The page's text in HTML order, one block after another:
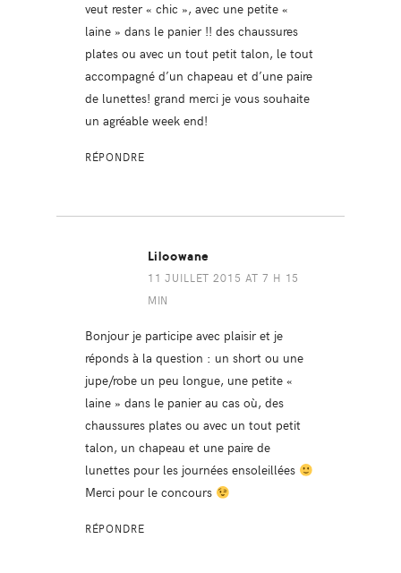
veut rester « chic », avec une petite «
laine » dans le panier !! des chaussures
plates ou avec un tout petit talon, le tout
accompagné d’un chapeau et d’une paire
de lunettes! grand merci je vous souhaite
un agréable week end!
RÉPONDRE
Liloowane
11 JUILLET 2015 AT 7 H 15
MIN
Bonjour je participe avec plaisir et je
réponds à la question : un short ou une
jupe/robe un peu longue, une petite «
laine » dans le panier au cas où, des
chaussures plates ou avec un tout petit
talon, un chapeau et une paire de
lunettes pour les journées ensoleillées
Merci pour le concours
RÉPONDRE